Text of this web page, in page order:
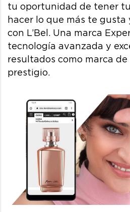
tu oportunidad de tener
hacer lo que más te gusta
con L’Bel. Una marca
tecnología avanzada y
resultados como marca
prestigio.